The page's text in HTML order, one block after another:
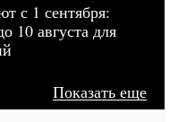
с 1 сентября:
10 августа для
Показать еще